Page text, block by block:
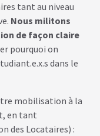
tant au niveau
Nous militons
de façon claire
pourquoi on
dans le
mobilisation à la
en tant
des Locataires) :